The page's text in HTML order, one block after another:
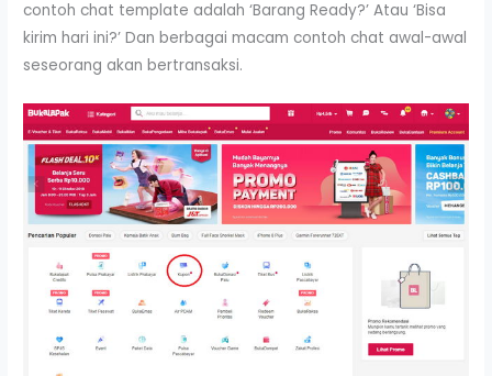
contoh chat template adalah ‘Barang Ready?’ Atau ‘Bisa
kirim hari ini?’ Dan berbagai macam contoh chat awal-awal
seseorang akan bertransaksi.